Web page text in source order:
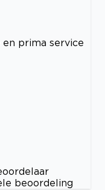
prima service
beoordeling